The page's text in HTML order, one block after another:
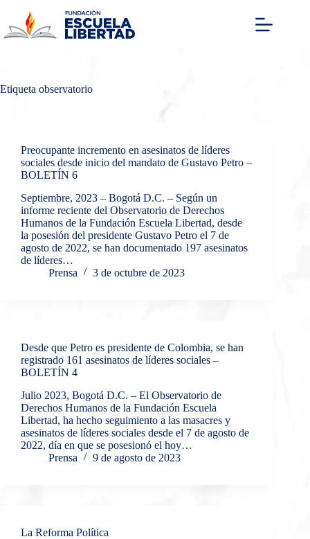
contenido
Etiqueta observatorio
Preocupante incremento en asesinatos de líderes
sociales desde inicio del mandato de Gustavo Petro –
BOLETÍN 6
Septiembre, 2023 – Bogotá D.C. – Según un
informe reciente del Observatorio de Derechos
Humanos de la Fundación Escuela Libertad, desde
la posesión del presidente Gustavo Petro el 7 de
agosto de 2022, se han documentado 197 asesinatos
de líderes…
Prensa
3 de octubre de 2023
Desde que Petro es presidente de Colombia, se han
registrado 161 asesinatos de líderes sociales –
BOLETÍN 4
Julio 2023, Bogotá D.C. – El Observatorio de
Derechos Humanos de la Fundación Escuela
Libertad, ha hecho seguimiento a las masacres y
asesinatos de líderes sociales desde el 7 de agosto de
2022, día en que se posesionó el hoy…
Prensa
9 de agosto de 2023
La Reforma Política